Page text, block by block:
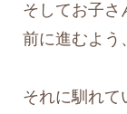
そしてお子さ
前に進むよう
それに馴れて